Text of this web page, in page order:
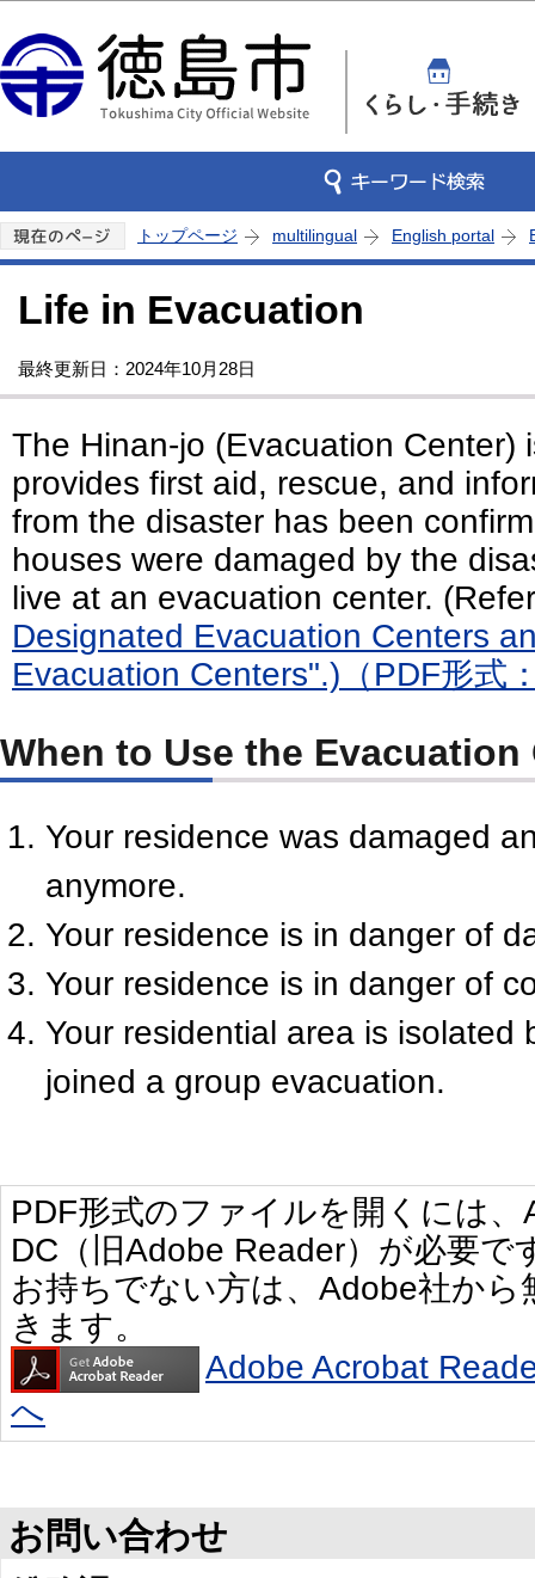
トップページ multilingual English portal
Life in Evacuation
最終更新日：2024年10月28日
The Hinan-jo (Evacuation Center)
provides first aid, rescue, and
from the disaster has been
houses were damaged by the
live at an evacuation center.
Designated Evacuation Centers
Evacuation Centers".)（PDF形式
When to Use the Evacuation
Your residence was damaged
anymore.
Your residence is in danger of
Your residence is in danger of
Your residential area is isolated
joined a group evacuation.
PDF形式のファイルを開くには
DC（旧Adobe Reader）が必要で
お持ちでない方は、Adobe社か
きます。
Adobe Acrobat
へ
お問い合わせ